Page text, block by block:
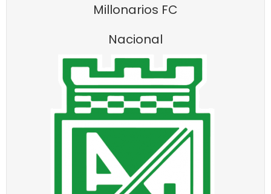
Millonarios FC
Nacional